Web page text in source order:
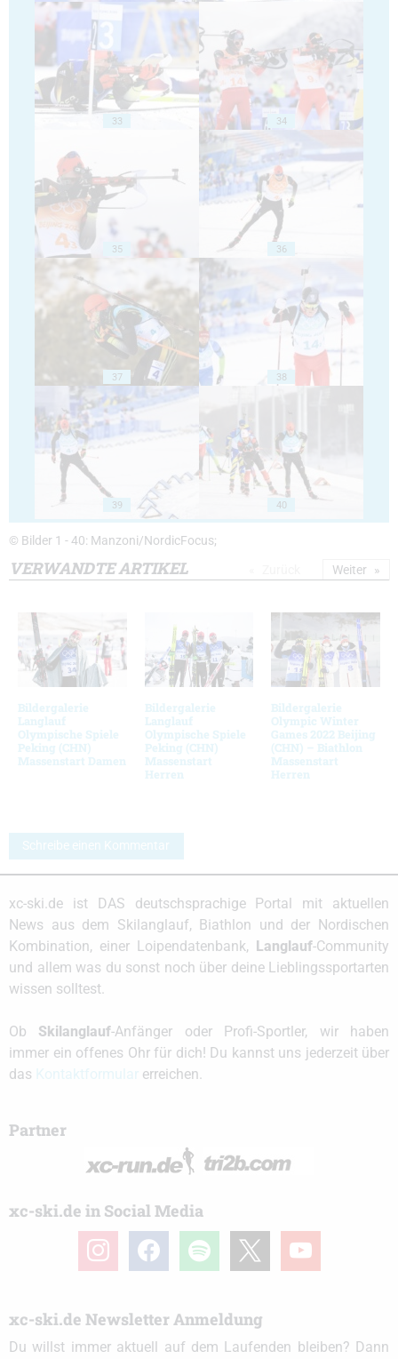
33 34
35 36
37 38
39 40
© Bilder 1 - 40: Manzoni/NordicFocus;
VERWANDTE ARTIKEL
Bildergalerie
Langlauf
Olympische Spiele
Peking (CHN)
Massenstart Damen
Bildergalerie
Langlauf
Olympische Spiele
Peking (CHN)
Massenstart
Herren
Bildergalerie
Olympic Winter
Games 2022 Beijing
(CHN) – Biathlon
Massenstart
Herren
Weiter
Schreibe einen Kommentar
xc-ski.de ist DAS deutschsprachige Portal mit aktuellen
News aus dem Skilanglauf, Biathlon und der Nordischen
Kombination, einer Loipendatenbank,
Langlauf-Community
und allem was du sonst noch über deine Lieblingssportarten
wissen solltest.
Ob Skilanglauf-Anfänger oder Profi-Sportler, wir haben
immer ein offenes Ohr für dich! Du kannst uns jederzeit über
das
erreichen.
Partner
xc-ski.de in Social Media
instagramfacebook spotify youtube
xc-ski.de Newsletter Anmeldung
Du willst immer aktuell auf dem Laufenden bleiben? Dann